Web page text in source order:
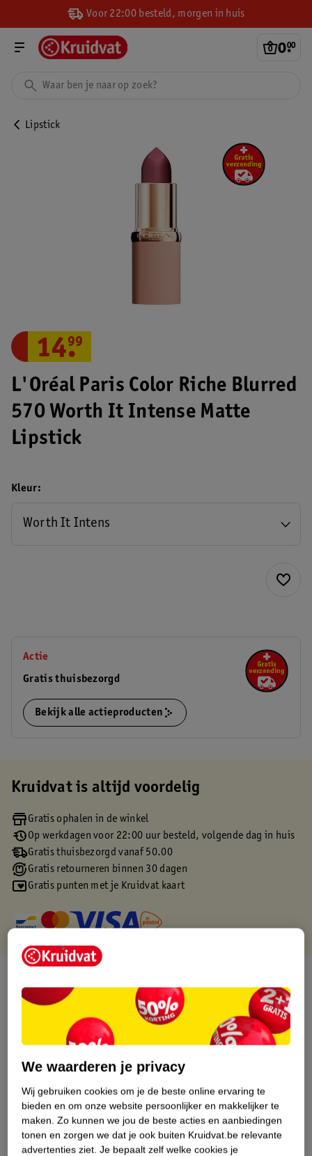
Voor 22:00 besteld, morgen in huis
0.
00
Lipstick
L'Oréal Paris Color Riche Blurred
570 Worth It Intense Matte
Lipstick
14.
99
Kleur
Worth It Intens
Actie
Gratis thuisbezorgd
Bekijk alle actieproducten
Kruidvat is altijd voordelig
Gratis ophalen in de winkel
Op werkdagen voor 22:00 uur besteld, volgende dag in huis
Gratis thuisbezorgd vanaf 50.00
Gratis retourneren binnen 30 dagen
Gratis punten met je Kruidvat kaart
Productinformatie
Nature Impact Score
Dit product heeft (nog) geen Nature
Impact Score.
Meer informatie
We waarderen je privacy
Wij gebruiken cookies om je de beste online ervaring te
bieden en om onze website persoonlijker en makkelijker te
maken. Zo kunnen we jou de beste acties en aanbiedingen
tonen en zorgen we dat je ook buiten Kruidvat.be relevante
advertenties ziet. Je bepaalt zelf welke cookies je